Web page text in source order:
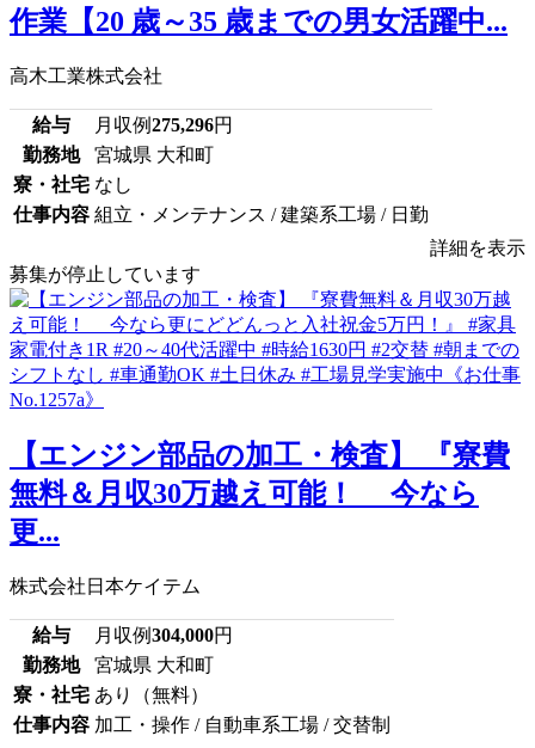
作業【20 歳～35 歳までの男女活躍中...
高木工業株式会社
給与 月収例275,296円
勤務地
宮城県 大和町
寮・社宅 なし
仕事内容 組立・メンテナンス / 建築系工場 / 日勤
詳細を表示
募集が停止しています
【エンジン部品の加工・検査】 『寮費
無料＆月収30万越え可能！ 今なら
更...
株式会社日本ケイテム
給与 月収例304,000円
勤務地
宮城県 大和町
寮・社宅 あり（無料）
仕事内容 加工・操作 / 自動車系工場 / 交替制